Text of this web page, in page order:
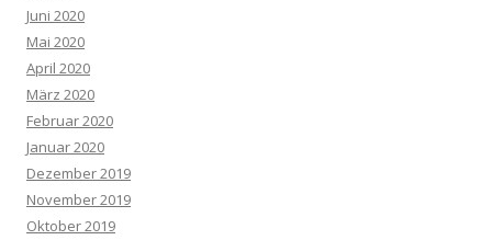
Juni 2020
Mai 2020
April 2020
März 2020
Februar 2020
Januar 2020
Dezember 2019
November 2019
Oktober 2019